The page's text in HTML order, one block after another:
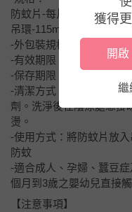
防蚊片-每片3.2克，內含2
吊環-115mm，重量 20g
-外包裝規格：
-有效期限：詳見包裝上標
-保存期限：5年
-清潔方式：將防蚊片取
劑。洗淨後在陰涼處懸掛
燙。
-使用方式：將防蚊片放
防蚊
-適合成人、孕婦、蠶豆
個月到3歲之嬰幼兒直接
【注意事項】
獲得
開
繼